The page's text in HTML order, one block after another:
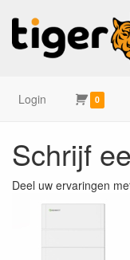
Login 0
Schrijf
Deel uw ervaringen